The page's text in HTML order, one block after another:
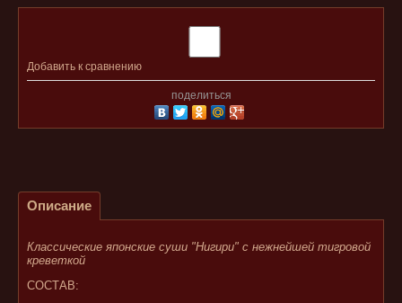
Добавить к сравнению
поделиться
Описание
Классические японские суши "Нигири" с нежнейшей тигровой
креветкой
СОСТАВ: